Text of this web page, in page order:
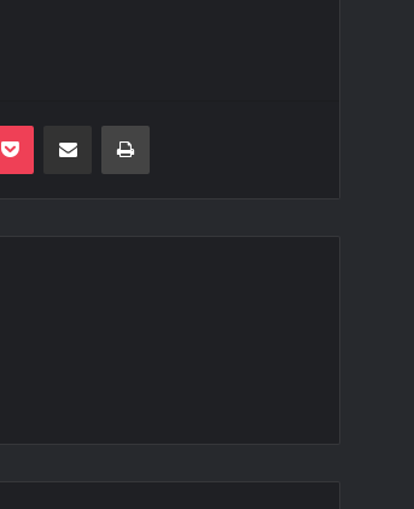
Pocket E-Posta ile paylaş Yazdır